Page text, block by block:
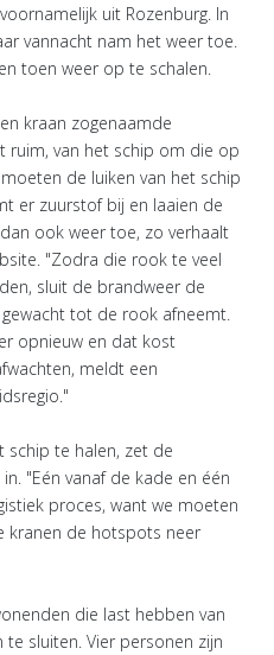
uit Rozenburg. In
vannacht nam het weer toe.
toen weer op te schalen.
kraan zogenaamde
ruim, van het schip om die op
de luiken van het schip
er zuurstof bij en laaien de
ook weer toe, zo verhaalt
"Zodra die rook te veel
sluit de brandweer de
tot de rook afneemt.
opnieuw en dat kost
meldt een
schip te halen, zet de
"Eén vanaf de kade en één
proces, want we moeten
kranen de hotspots neer
die last hebben van
sluiten. Vier personen zijn